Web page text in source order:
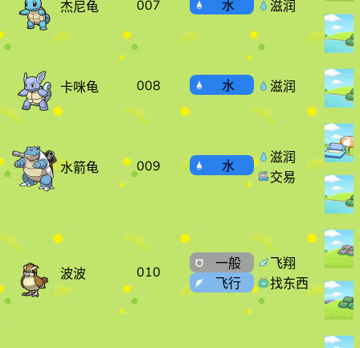
杰尼龟 007 水 滋润
卡咪龟 008 水 滋润
水箭龟 009 水
滋润
交易
波波 010
一般
飞行
飞翔
找东西